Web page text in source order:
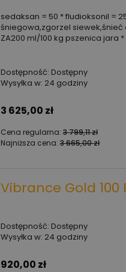
sedaksan = 50 * fludioksonil =
śniegowa,zgorzel siewek,śnieć
ZA200 ml/100 kg pszenica jara
Dostępność: Dostępny
Wysyłka w: 24 godziny
3 625,00 zł
Cena regularna:3 799,11 zł
Najniższa cena:3 665,00 zł
Vibrance Gold 100
Dostępność: Dostępny
Wysyłka w: 24 godziny
920,00 zł